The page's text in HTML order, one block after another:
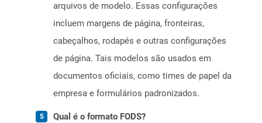
arquivos de modelo. Essas configurações
incluem margens de página, fronteiras,
cabeçalhos, rodapés e outras configurações
de página. Tais modelos são usados ​​em
documentos oficiais, como times de papel da
empresa e formulários padronizados.
Qual é o formato FODS?